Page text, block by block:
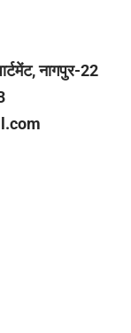
नागपुर-22